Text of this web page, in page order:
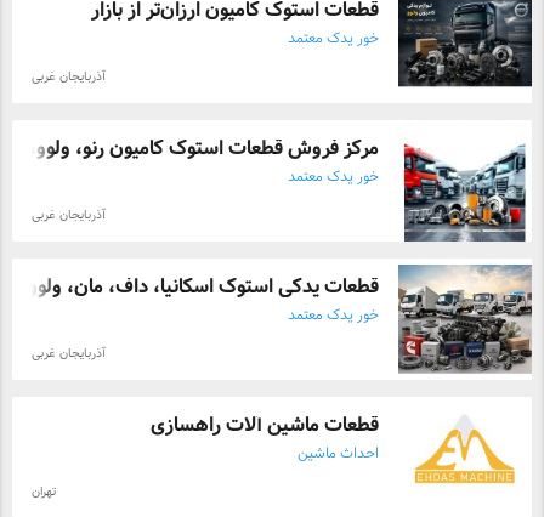
قطعات استوک کامیون ارزان‌تر از بازار
خور یدک معتمد
آذربایجان غربی
مرکز فروش قطعات استوک کامیون رنو، ولوو، ...
خور یدک معتمد
آذربایجان غربی
قطعات یدکی استوک اسکانیا، داف، مان، ولوو ...
خور یدک معتمد
آذربایجان غربی
قطعات ماشین آلات راهسازی
احداث ماشین
تهران